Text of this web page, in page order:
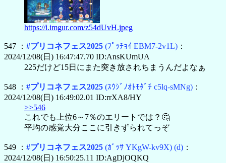
https://i.imgur.com/z54dUvH.jpeg
547 ： #プリコネフェス2025 (ﾌﾟｯﾁｮｲ EBM7-2v1L) ：
2024/12/08(日) 16:47:47.70 ID:AnsKUmUA
225だけど15日にまた突き放されちまうんだよなぁ
548 ： #プリコネフェス2025 (ｽｳｼﾞﾉｵﾄﾓﾀﾞﾁ c5lq-sMNg) ：
2024/12/08(日) 16:49:02.01 ID:rrXA8/HY
>>546
これでも上位6～7％のエリートでは？🤔
平均の感覚大分ここに引きずられてっぞ
549 ： #プリコネフェス2025 (ｶﾞｯｻ YKgW-kv9X) (d) ：
2024/12/08(日) 16:50:25.11 ID:AgDjOQKQ